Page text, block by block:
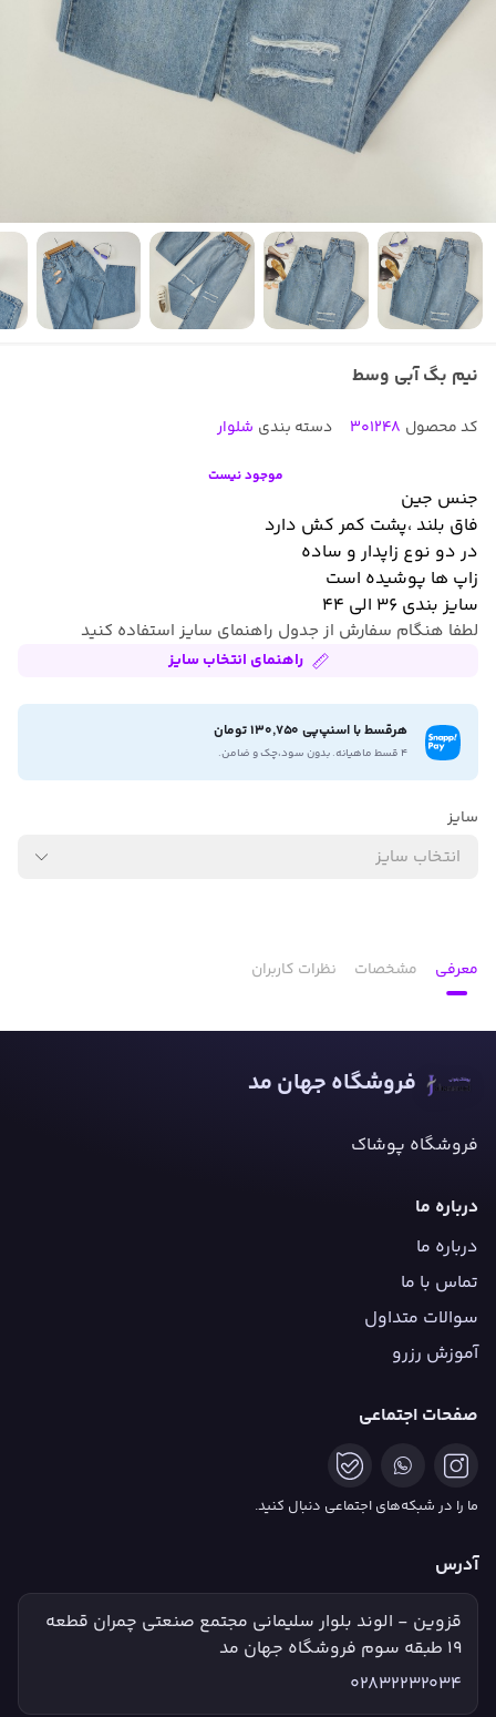
نیم بگ آبی وسط
کد محصول 301248 دسته بندی شلوار
موجود نیست
جنس جین
فاق بلند ،پشت کمر کش دارد
در دو نوع زاپدار و ساده
زاپ ها پوشیده است
سایز بندی ۳۶ الی ۴۴
لطفا هنگام سفارش از جدول راهنمای سایز استفاده کنید
راهنمای انتخاب سایز
هرقسط با اسنپ‌پی 130,750 تومان
۴ قسط ماهیانه. بدون سود،چک و ضامن.
سایز
انتخاب سایز
معرفی مشخصات نظرات کاربران
فروشگاه جهان مد
فروشگاه پوشاک
درباره ما
درباره ما
تماس با ما
سوالات متداول
آموزش رزرو
صفحات اجتماعی
ما را در شبکه‌های اجتماعی دنبال کنید.
آدرس
قزوین - الوند بلوار سلیمانی مجتمع صنعتی چمران قطعه
۱۹ طبقه سوم فروشگاه جهان مد
02832232034